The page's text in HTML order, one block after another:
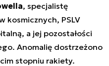
, specjalistę
kosmicznych, PSLV
a jej pozostałości
Anomalię dostrzeżono
stopniu rakiety.